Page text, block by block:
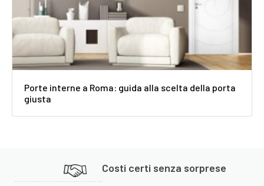
Porte interne a Roma: guida alla scelta della porta
giusta
Costi certi senza sorprese